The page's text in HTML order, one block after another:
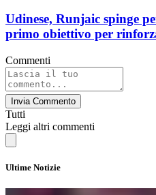
Udinese, Runjaic spinge
primo obiettivo per
Commenti
Invia Commento
Tutti
Leggi altri commenti
Ultime Notizie